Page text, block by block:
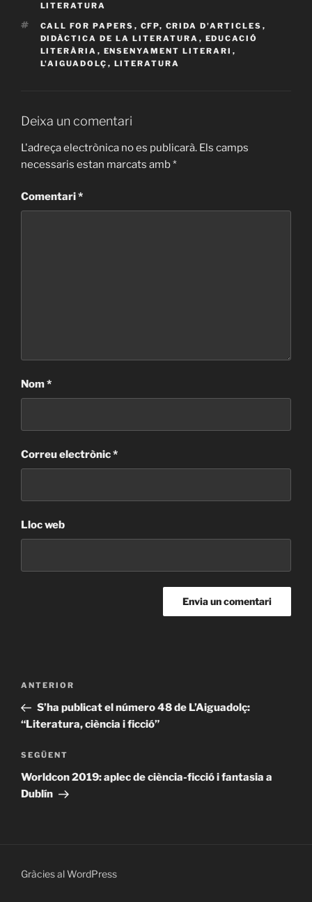
LITERATURA
ETIQUETES
CALL FOR PAPERS , CFP, CRIDA D'ARTICLES ,
DIDÀCTICA DE LA LITERATURA , EDUCACIÓ
LITERÀRIA , ENSENYAMENT LITERARI ,
L'AIGUADOLÇ , LITERATURA
Deixa un comentari
L'adreça electrònica no es publicarà. Els camps
necessaris estan marcats amb*
Comentari*
Nom*
Correu electrònic*
Lloc web
Navegació
Entrada
anterior
ANTERIOR
S’ha publicat el número 48 de L’Aiguadolç:
“Literatura, ciència i ficció”
Entrada
següent
SEGÜENT
Worldcon 2019: aplec de ciència-ficció i fantasia a
Dublín
Gràcies al WordPress